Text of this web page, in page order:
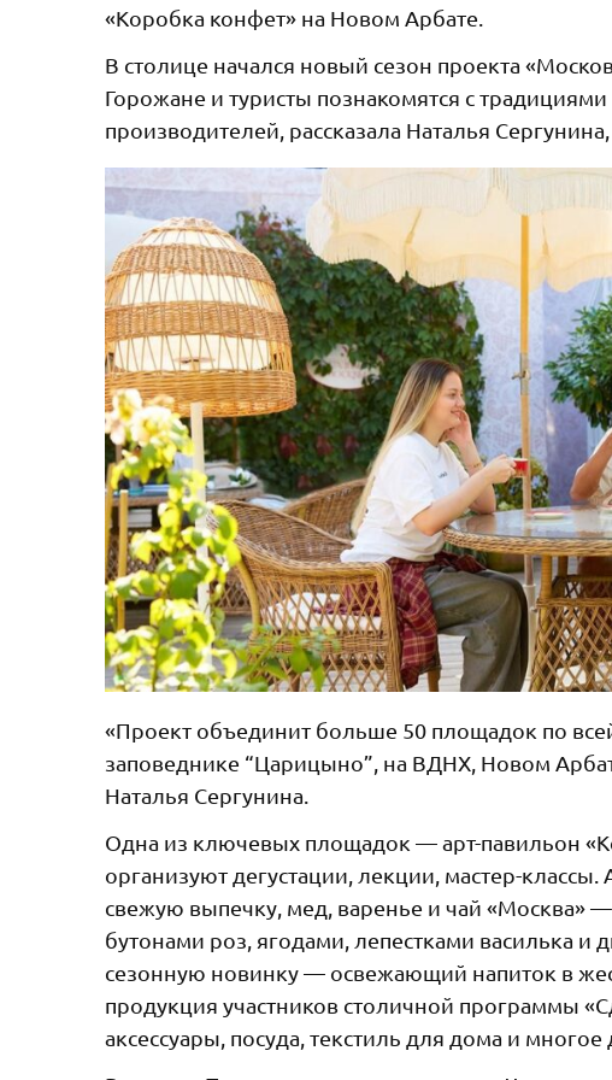
«Коробка конфет» на Новом Арбате.
В столице начался новый сезон проекта
Горожане и туристы познакомятся с
производителей, рассказала Наталья
«Проект объединит больше 50 площадок по
заповеднике “Царицыно”, на ВДНХ, Новом
Наталья Сергунина.
Одна из ключевых площадок — арт-павильон
организуют дегустации, лекции, мастер-
свежую выпечку, мед, варенье и чай «Москва»
бутонами роз, ягодами, лепестками василька
сезонную новинку — освежающий напиток в
продукция участников столичной программы
аксессуары, посуда, текстиль для дома и многое